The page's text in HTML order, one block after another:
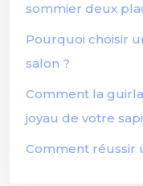
sommier deux
Pourquoi choisir
salon ?
Comment la
joyau de votre
Comment réussir